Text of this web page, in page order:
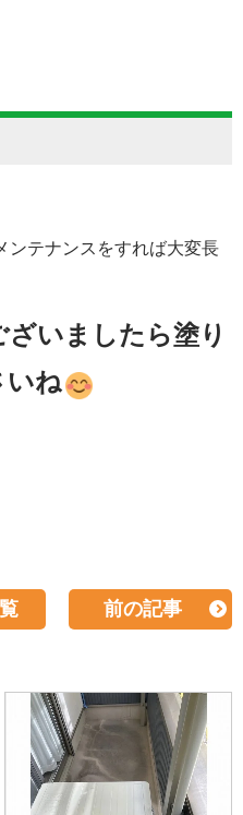
ンテナンスをすれば大変長
いましたら塗り
いね
前の記事